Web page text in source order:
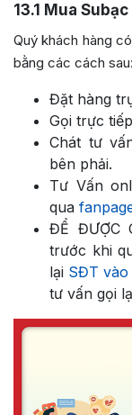
13.1 Mua
Quý khách hàng
bằng các cách sau:
Đặt hàng
Gọi trực
Chát tư
bên phải.
Tư Vấn
qua
ĐỂ ĐƯỢC
trước khi
lại SĐT
tư vấn gọi